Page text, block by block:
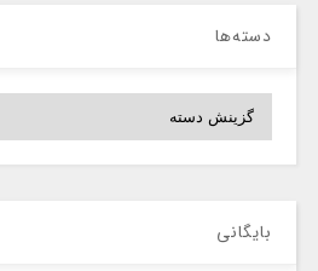
دسته‌ها
دسته‌ها
بایگانی